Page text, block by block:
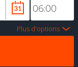
Plus d'options